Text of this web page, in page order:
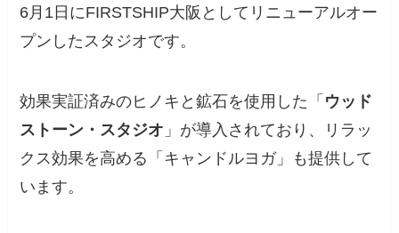
6月1日にFIRSTSHIP大阪としてリニューアルオー
プンしたスタジオです。
効果実証済みのヒノキと鉱石を使用した「 ウッド
ストーン・スタジオ 」が導入されており、リラッ
クス効果を高める「キャンドルヨガ」も提供して
います。